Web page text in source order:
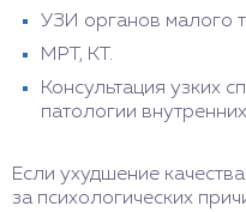
УЗИ органов малого
МРТ, КТ.
Консультация узких
патологии
Если ухудшение
за психологических